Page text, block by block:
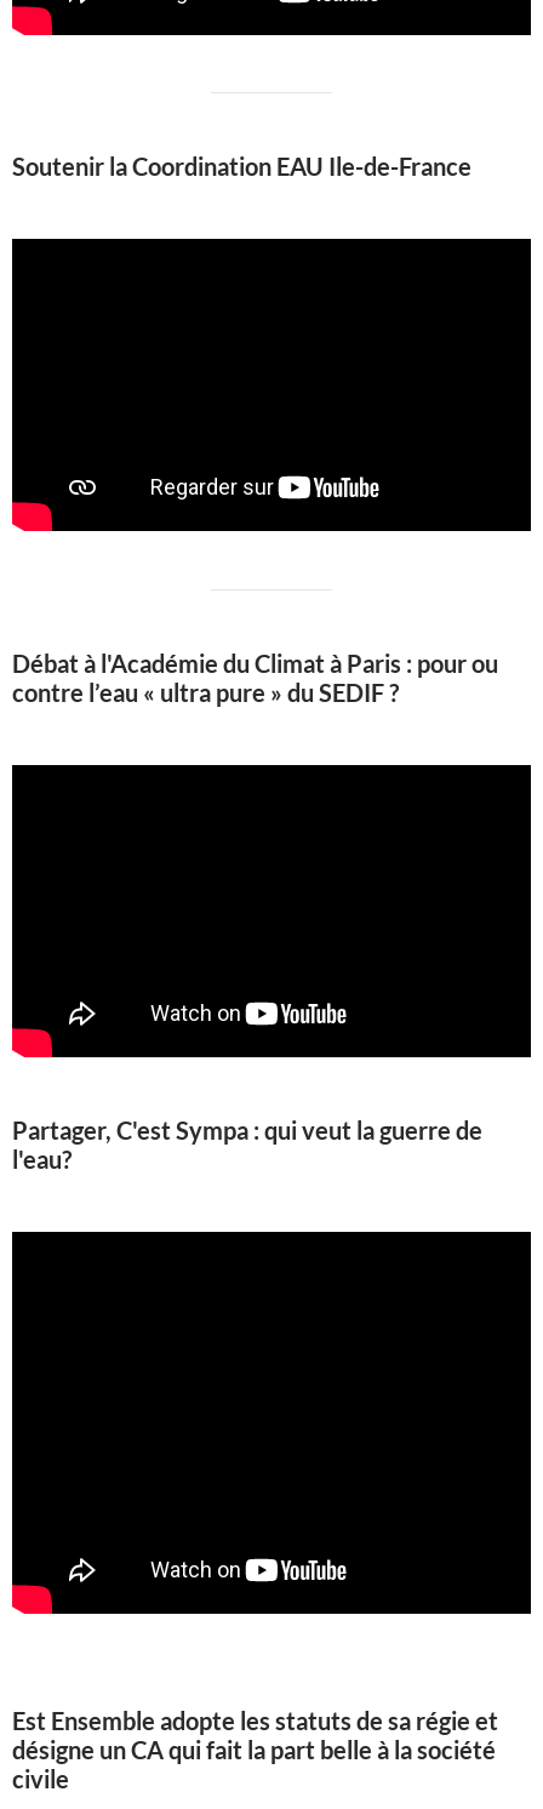
Soutenir la Coordination EAU Ile-de-France
Débat à l'Académie du Climat à Paris : pour ou
contre l’eau « ultra pure » du SEDIF ?
Partager, C'est Sympa : qui veut la guerre de
l'eau?
Est Ensemble adopte les statuts de sa régie et
désigne un CA qui fait la part belle à la société
civile